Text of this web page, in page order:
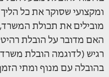
ומקצועי שסוקר את כל
מובילים את תכולת
האם מדובר על הובלת
רגיש (לדוגמה הובלת
בהובלה עם מנוף ומתי